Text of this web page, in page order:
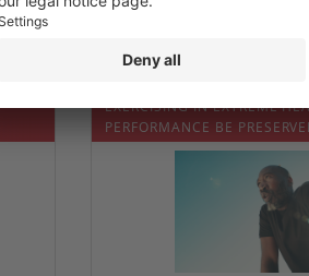
EXERCISING IN EXTREME
PERFORMANCE BE
HEALTH RISKS?